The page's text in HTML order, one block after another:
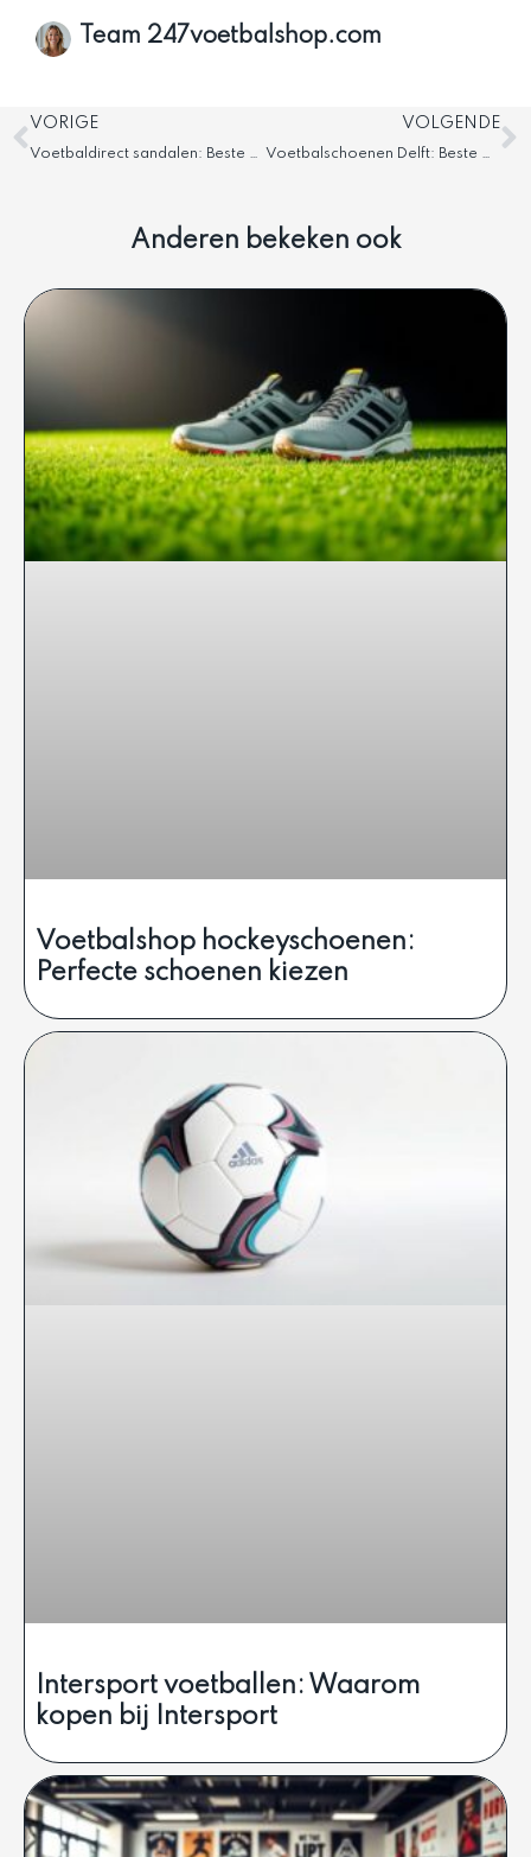
Team 247voetbalshop.com
Vorige
VORIGE
Voetbaldirect sandalen: Beste voetbalsandalen
VOLGENDE
Voetbalschoenen Delft: Beste winkels en aanbiedingen
Anderen bekeken ook
Voetbalshop hockeyschoenen:
Perfecte schoenen kiezen
Intersport voetballen: Waarom
kopen bij Intersport